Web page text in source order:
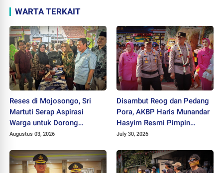
WARTA TERKAIT
Reses di Mojosongo, Sri
Martuti Serap Aspirasi
Warga untuk Dorong
Ekonomi Kreatif dan Kota
Augustus 03, 2026
Disambut Reog dan Pedang
Pora, AKBP Haris Munandar
Hasyim Resmi Pimpin
Polres Wonogiri
July 30, 2026